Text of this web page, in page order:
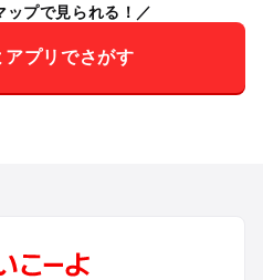
プで見られる！
アプリでさがす